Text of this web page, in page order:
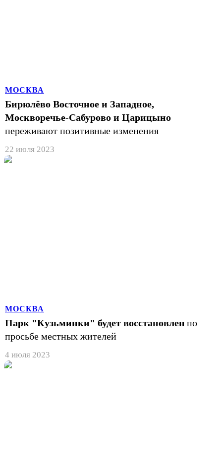
МОСКВА
Бирюлёво Восточное и Западное,
Москворечье-Сабурово и Царицыно
переживают позитивные изменения
22 июля 2023
МОСКВА
Парк "Кузьминки" будет восстановлен по
просьбе местных жителей
4 июля 2023